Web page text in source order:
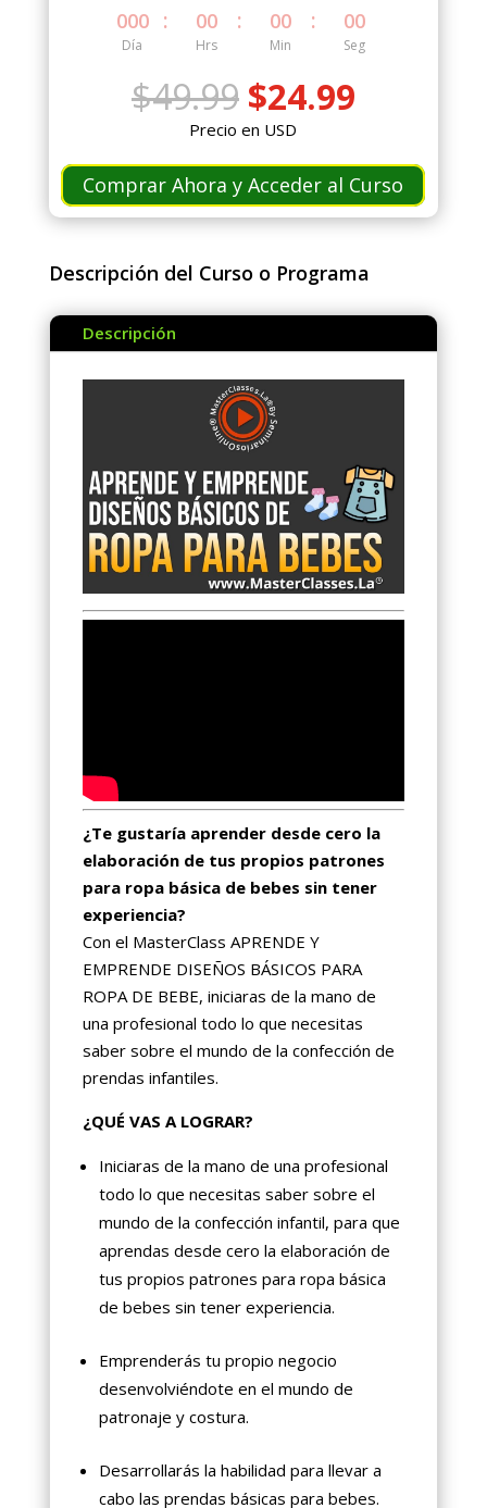
000
Día
: 00
Hrs
: 00
Min
: 00
Seg
$49.99 El
precio
original
era:
$49.99.
$24.99El
es:
$24.99.
Precio en USD
Comprar Ahora y Acceder al Curso
Descripción del Curso o Programa
Descripción
¿Te gustaría aprender desde cero la
elaboración de tus propios patrones
para ropa básica de bebes sin tener
experiencia?
Con el MasterClass APRENDE Y
EMPRENDE DISEÑOS BÁSICOS PARA
ROPA DE BEBE, iniciaras de la mano de
una profesional todo lo que necesitas
saber sobre el mundo de la confección de
prendas infantiles.
¿QUÉ VAS A LOGRAR?
Iniciaras de la mano de una profesional
todo lo que necesitas saber sobre el
mundo de la confección infantil, para que
aprendas desde cero la elaboración de
tus propios patrones para ropa básica
de bebes sin tener experiencia.
Emprenderás tu propio negocio
desenvolviéndote en el mundo de
patronaje y costura.
Desarrollarás la habilidad para llevar a
cabo las prendas básicas para bebes.